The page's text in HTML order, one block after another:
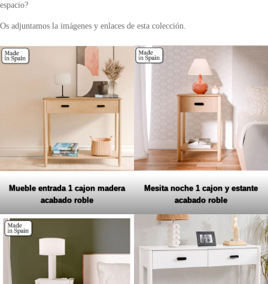
espacio?
Os adjuntamos la imágenes y enlaces de esta colección.
Mueble entrada 1 cajon madera
acabado roble
Mesita noche 1 cajon y estante
acabado roble